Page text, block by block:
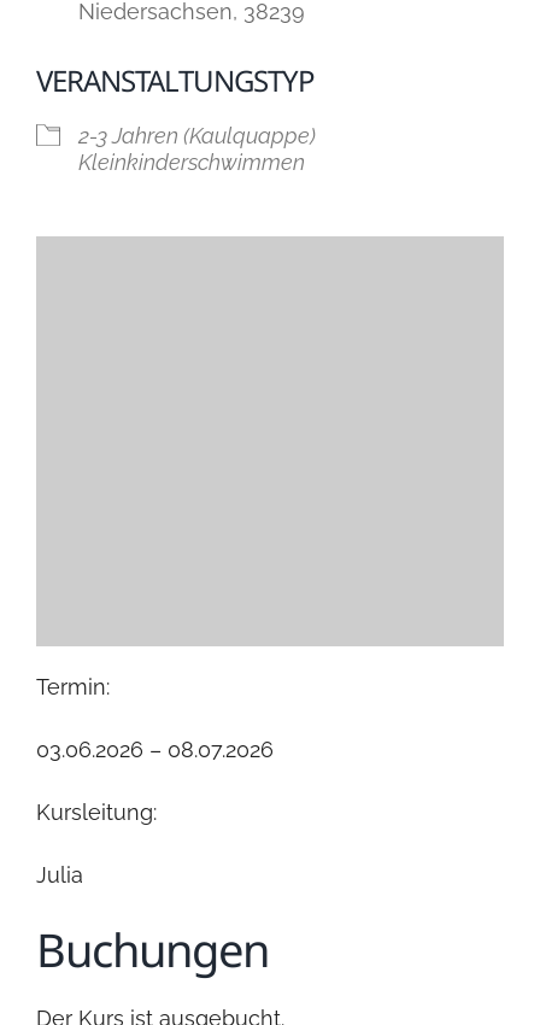
Niedersachsen, 38239
VERANSTALTUNGSTYP
2-3 Jahren (Kaulquappe)
Kleinkinderschwimmen
Termin:
03.06.2026 – 08.07.2026
Kursleitung:
Julia
Buchungen
Der Kurs ist ausgebucht.